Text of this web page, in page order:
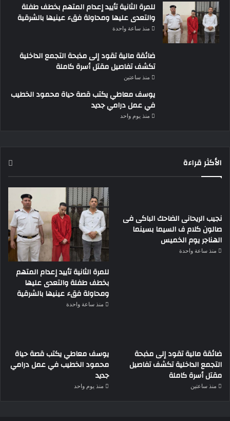
للمرة الثانية تأييد إعدام المتهم بخطف طفلة
والتعدى عليها ومحاولة فقء عينيها بالشرقية
منذ ساعة واحدة
ضائقة مالية تقود إلى مذبحة التجمع الداخلية
تكشف تفاصيل مقتل أسرة كاملة
منذ ساعتين
يوسف معاطي يكتب قصة حياة محمود الخطيب
في عمل درامي جديد
منذ يوم واحد
الأكثر قراءة
نجيب الريحانى الضاحك الباكى فى
صالون كلام ف السيما بسينما
الهناجر يوم الخميس
منذ ساعة واحدة
للمرة الثانية تأييد إعدام المتهم
بخطف طفلة والتعدى عليها
ومحاولة فقء عينيها بالشرقية
منذ ساعة واحدة
ضائقة مالية تقود إلى مذبحة
التجمع الداخلية تكشف تفاصيل
مقتل أسرة كاملة
منذ ساعتين
يوسف معاطي يكتب قصة حياة
محمود الخطيب في عمل درامي
جديد
منذ يوم واحد